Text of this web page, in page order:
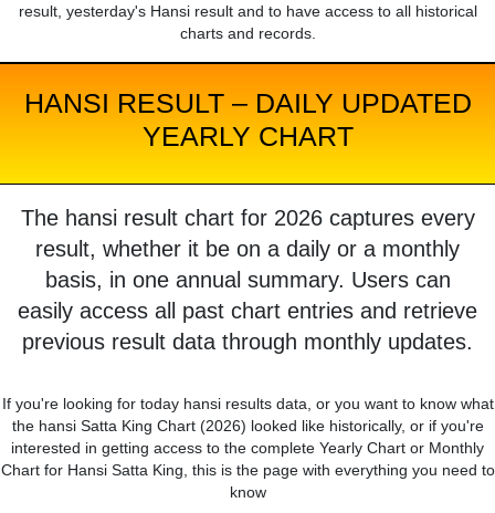
result, yesterday's Hansi result and to have access to all historical
charts and records.
HANSI RESULT – DAILY UPDATED
YEARLY CHART
The hansi result chart for 2026 captures every
result, whether it be on a daily or a monthly
basis, in one annual summary. Users can
easily access all past chart entries and retrieve
previous result data through monthly updates.
If you're looking for today hansi results data, or you want to know what
the hansi Satta King Chart (2026) looked like historically, or if you're
interested in getting access to the complete Yearly Chart or Monthly
Chart for Hansi Satta King, this is the page with everything you need to
know